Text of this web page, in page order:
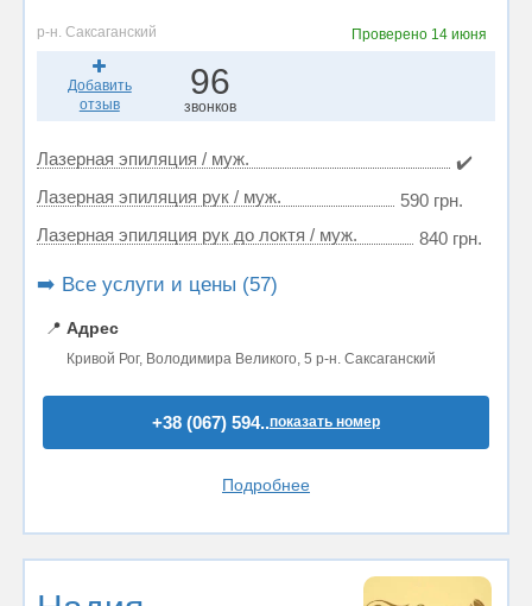
р-н. Саксаганский Проверено 14 июня
Добавить
отзыв
96
звонков
Лазерная эпиляция / муж.
✔️
Лазерная эпиляция рук / муж.
590 грн.
Лазерная эпиляция рук до локтя / муж.
840 грн.
➡️ Все услуги и цены (57)
📍 Адрес
Кривой Рог, Володимира Великого, 5 р-н. Саксаганский
+38 (067) 594..показать номер
Подробнее